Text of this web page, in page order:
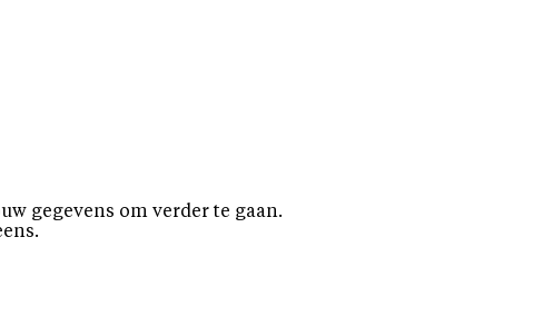
gegevens om verder te gaan.